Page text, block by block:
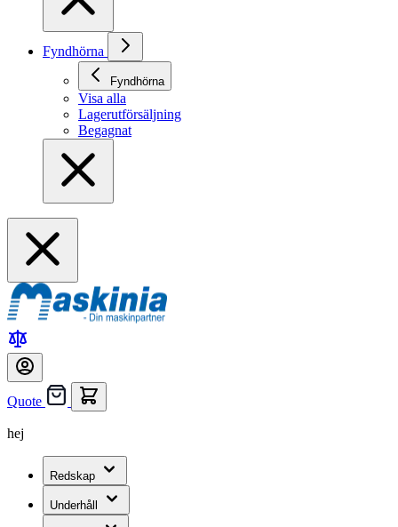
Fyndhörna
Fyndhörna
Visa alla
Lagerutförsäljning
Begagnat
Quote
hej
Redskap
Underhåll